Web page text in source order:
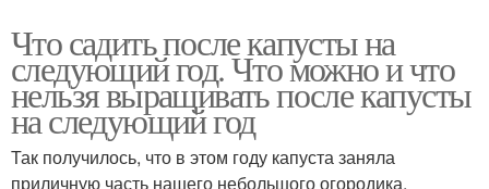
Что садить после капусты на
следующий год. Что можно и что
нельзя выращивать после капусты
на следующий год
Так получилось, что в этом году капуста заняла
приличную часть нашего небольшого огородика,